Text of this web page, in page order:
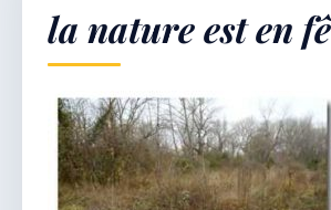
Démarches & Vie pratique
Vie locale & Associations
la nature est en